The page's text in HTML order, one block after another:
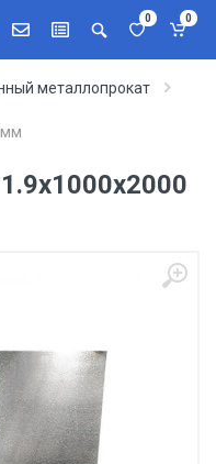
0 0
металлопрокат
мм